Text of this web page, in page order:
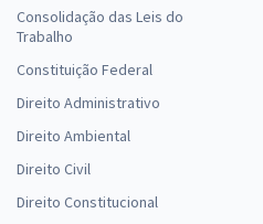
Consolidação das Leis do
Trabalho
Constituição Federal
Direito Administrativo
Direito Ambiental
Direito Civil
Direito Constitucional